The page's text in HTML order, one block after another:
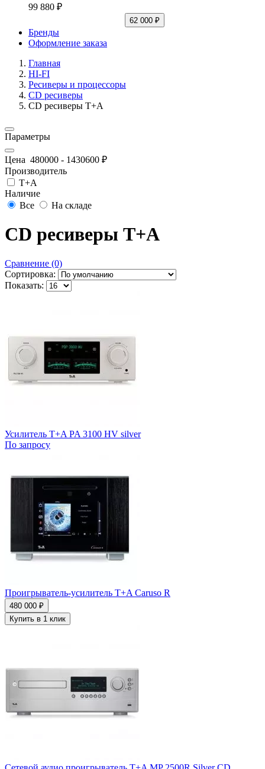
99 880 ₽
62 000 ₽
Бренды
Оформление заказа
Главная
HI-FI
Ресиверы и процессоры
CD ресиверы
CD ресиверы T+A
Параметры
Цена 480000 - 1430600 ₽
Производитель
T+A
Наличие
Все
На складе
CD ресиверы T+A
Сравнение (0)
Сортировка:
Показать:
Усилитель T+A PA 3100 HV silver
По запросу
Проигрыватель-усилитель T+A Caruso R
480 000 ₽
Купить в 1 клик